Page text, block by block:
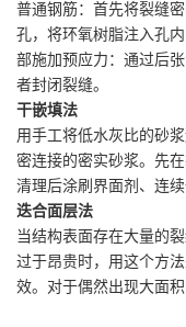
普通钢筋：首先将裂缝
孔，将环氧树脂注入孔
部施加预应力：通过后
者封闭裂缝。
干嵌填法
用手工将低水灰比的砂
密连接的密实砂浆。先在
清理后涂刷界面剂、连
迭合面层法
当结构表面存在大量的
过于昂贵时，用这个方
效。对于偶然出现大面